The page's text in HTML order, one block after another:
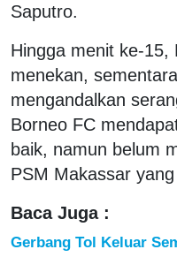
Saputro.
Hingga menit ke-15,
menekan,
mengandalkan
Borneo FC
baik, namun belum
PSM Makassar
Baca Juga :
Gerbang Tol Keluar